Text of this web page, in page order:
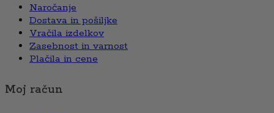
Naročanje
Dostava in pošiljke
Vračila izdelkov
Zasebnost in varnost
Plačila in cene
Moj račun